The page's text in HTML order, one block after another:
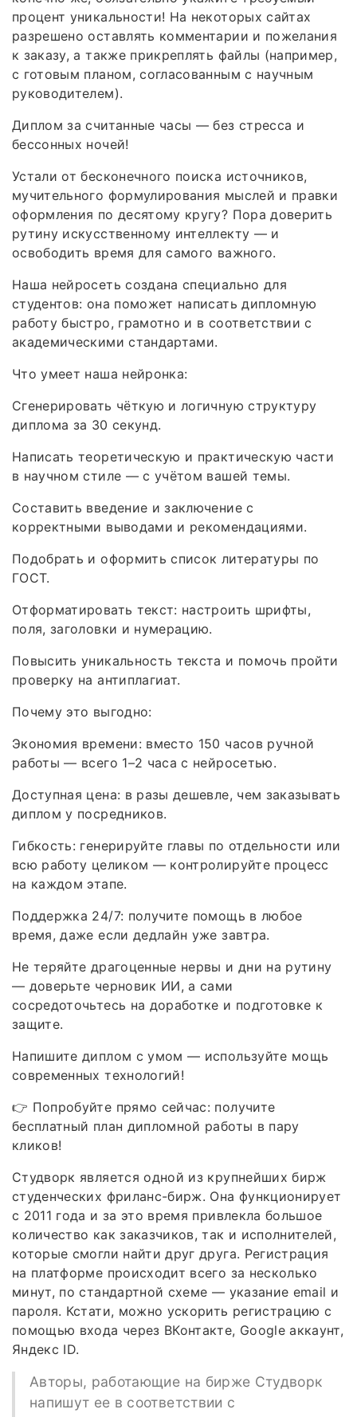
процент уникальности! На некоторых сайтах
разрешено оставлять комментарии и пожелания
к заказу, а также прикреплять файлы (например,
с готовым планом, согласованным с научным
руководителем).
Диплом за считанные часы — без стресса и
бессонных ночей!
Устали от бесконечного поиска источников,
мучительного формулирования мыслей и правки
оформления по десятому кругу? Пора доверить
рутину искусственному интеллекту — и
освободить время для самого важного.
Наша нейросеть создана специально для
студентов: она поможет написать дипломную
работу быстро, грамотно и в соответствии с
академическими стандартами.
Что умеет наша нейронка:
Сгенерировать чёткую и логичную структуру
диплома за 30 секунд.
Написать теоретическую и практическую части
в научном стиле — с учётом вашей темы.
Составить введение и заключение с
корректными выводами и рекомендациями.
Подобрать и оформить список литературы по
ГОСТ.
Отформатировать текст: настроить шрифты,
поля, заголовки и нумерацию.
Повысить уникальность текста и помочь пройти
проверку на антиплагиат.
Почему это выгодно:
Экономия времени: вместо 150 часов ручной
работы — всего 1–2 часа с нейросетью.
Доступная цена: в разы дешевле, чем заказывать
диплом у посредников.
Гибкость: генерируйте главы по отдельности или
всю работу целиком — контролируйте процесс
на каждом этапе.
Поддержка 24/7: получите помощь в любое
время, даже если дедлайн уже завтра.
Не теряйте драгоценные нервы и дни на рутину
— доверьте черновик ИИ, а сами
сосредоточьтесь на доработке и подготовке к
защите.
Напишите диплом с умом — используйте мощь
современных технологий!
👉 Попробуйте прямо сейчас: получите
бесплатный план дипломной работы в пару
кликов!
Студворк является одной из крупнейших бирж
студенческих фриланс-бирж. Она функционирует
с 2011 года и за это время привлекла большое
количество как заказчиков, так и исполнителей,
которые смогли найти друг друга. Регистрация
на платформе происходит всего за несколько
минут, по стандартной схеме — указание email и
пароля. Кстати, можно ускорить регистрацию с
помощью входа через ВКонтакте, Google аккаунт,
Яндекс ID.
Авторы, работающие на бирже Студворк
напишут ее в соответствии с